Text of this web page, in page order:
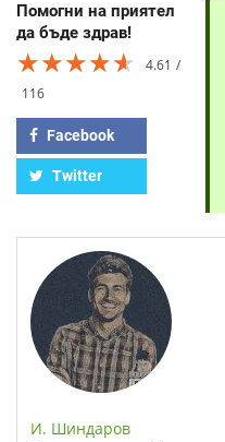
Помогни на приятел
да бъде здрав!
★★★★★
★★★★★
★★★★★
4.61
116
Facebook
Twitter
И. Шиндаров